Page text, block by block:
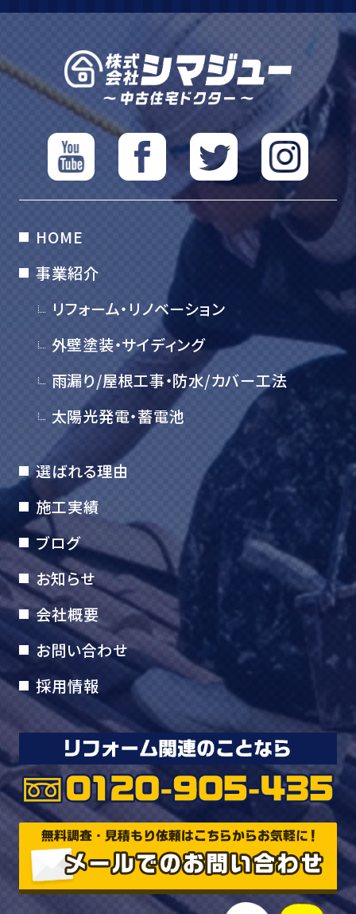
HOME
事業紹介
リフォーム・リノベーション
外壁塗装・サイディング
雨漏り/屋根工事・防水/カバー工法
太陽光発電・蓄電池
選ばれる理由
施工実績
ブログ
お知らせ
会社概要
お問い合わせ
採用情報